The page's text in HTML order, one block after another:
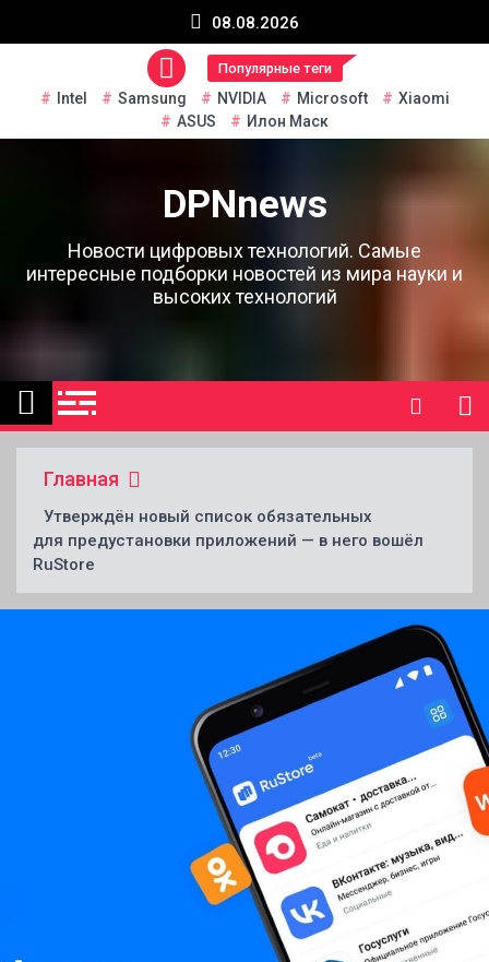
08.08.2026
Популярные теги
Intel Samsung NVIDIA Microsoft
Xiaomi
ASUS
Илон Маск
DPNnews
Новости цифровых технологий. Самые
интересные подборки новостей из мира науки и
высоких технологий
Главная
Утверждён новый список обязательных
для предустановки приложений — в него вошёл
RuStore